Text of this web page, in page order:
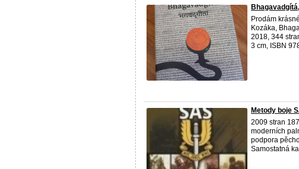
Prodám
Kozáka,
2018, 344
3 cm, ISBN
Metody boje
2009 stran
moderních
podpora
Samostatná